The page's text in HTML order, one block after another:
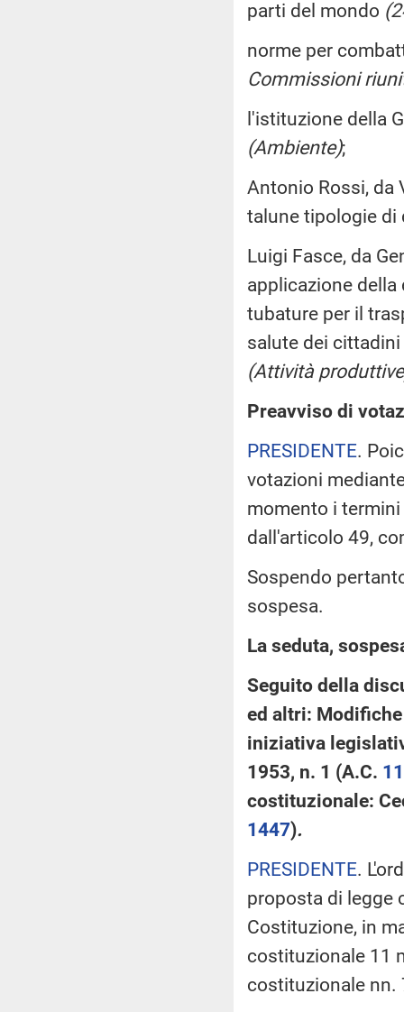
parti del mondo
norme per
Commissioni
l'istituzione della
(Ambiente);
Antonio Rossi, da
talune tipologie
Luigi Fasce, da
applicazione
tubature per il
salute dei cittadini
(Attività
Preavviso di
PRESIDENTE.
votazioni
momento i
dall'articolo 49,
Sospendo
sospesa.
La seduta,
Seguito della
ed altri:
iniziativa
1953, n. 1 (A.C.
costituzionale:
1447).
PRESIDENTE.
proposta di legge
Costituzione, in
costituzionale 11
costituzionale nn.